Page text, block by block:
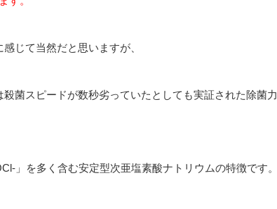
じて当然だと思いますが、
菌スピードが数秒劣っていたとしても実証された除菌
」を多く含む安定型次亜塩素酸ナトリウムの特徴です